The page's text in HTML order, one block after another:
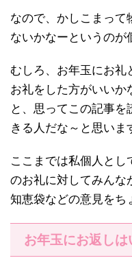
なので、かしこまって
ないかなーというのが
むしろ、お年玉にお礼
お礼をした方がいいか
と、思ってこの記事
きる人だな～と思いま
ここまでは私個人と
のお礼に対してみんな
知恵袋などの意見をち
お年玉にお返し